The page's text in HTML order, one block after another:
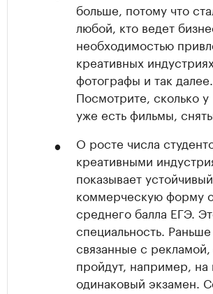
больше, потому что
любой, кто ведет
необходимостью
креативных
фотографы и так
Посмотрите, сколько
уже есть фильмы,
О росте числа
креативными
показывает
коммерческую форму
среднего балла ЕГЭ.
специальность.
связанные с
пройдут, например,
одинаковый экзамен.